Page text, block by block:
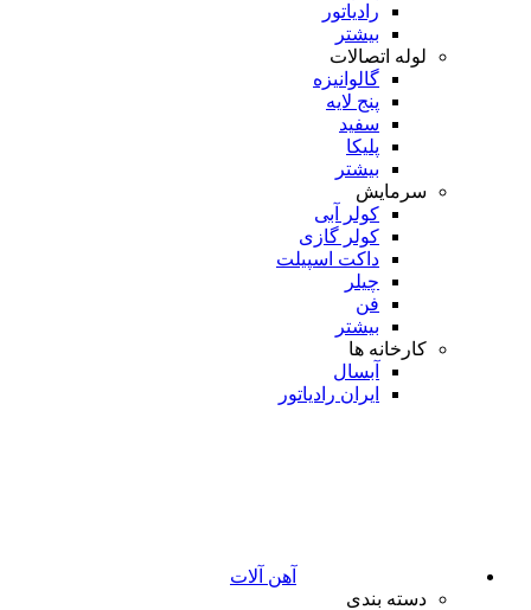
رادیاتور
بیشتر
لوله اتصالات
گالوانیزه
پنج لایه
سفید
پلیکا
بیشتر
سرمایش
کولر آبی
کولر گازی
داکت اسپیلت
چیلر
فن
بیشتر
کارخانه ها
آبسال
ایران رادیاتور
آهن آلات
دسته بندی